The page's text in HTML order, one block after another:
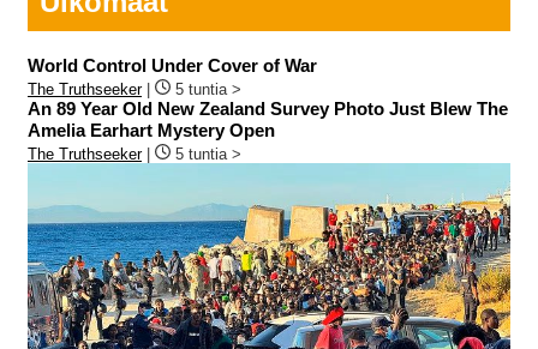
World Control Under Cover of War
The Truthseeker| 5 tuntia >
An 89 Year Old New Zealand Survey Photo Just Blew The
Amelia Earhart Mystery Open
The Truthseeker| 5 tuntia >